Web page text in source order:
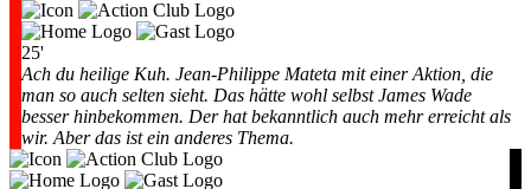
25'
Ach du heilige Kuh. Jean-Philippe Mateta mit einer Aktion, die
man so auch selten sieht. Das hätte wohl selbst James Wade
besser hinbekommen. Der hat bekanntlich auch mehr erreicht als
wir. Aber das ist ein anderes Thema.